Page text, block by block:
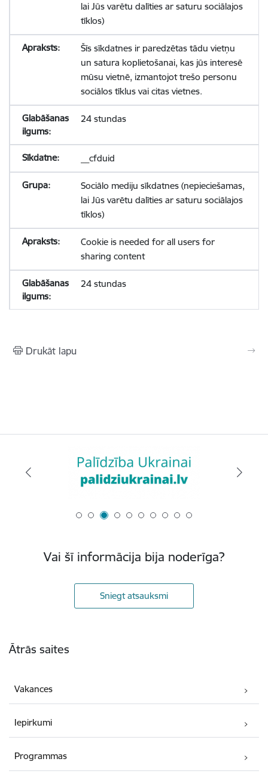
lai Jūs varētu dalīties ar saturu sociālajos
tīklos)
Šīs sīkdatnes ir paredzētas tādu vietņu
un satura koplietošanai, kas jūs interesē
mūsu vietnē, izmantojot trešo personu
sociālos tīklus vai citas vietnes.
24 stundas
__cfduid
Sociālo mediju sīkdatnes (nepieciešamas,
lai Jūs varētu dalīties ar saturu sociālajos
tīklos)
Cookie is needed for all users for
sharing content
24 stundas
Drukāt lapu
Vai šī informācija bija noderīga?
Sniegt atsauksmi
Ātrās saites
Vakances
Iepirkumi
Programmas